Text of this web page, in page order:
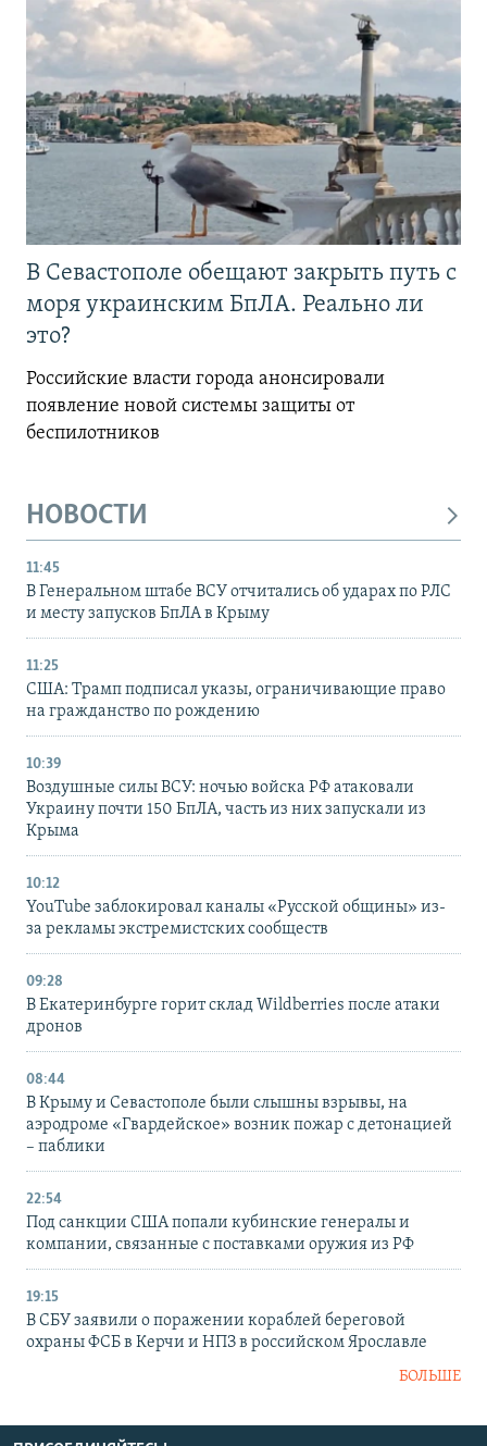
В Севастополе обещают закрыть путь с
моря украинским БпЛА. Реально ли
это?
Российские власти города анонсировали
появление новой системы защиты от
беспилотников
НОВОСТИ
11:45
В Генеральном штабе ВСУ отчитались об ударах по РЛС
и месту запусков БпЛА в Крыму
11:25
США: Трамп подписал указы, ограничивающие право
на гражданство по рождению
10:39
Воздушные силы ВСУ: ночью войска РФ атаковали
Украину почти 150 БпЛА, часть из них запускали из
Крыма
10:12
YouTube заблокировал каналы «Русской общины» из-
за рекламы экстремистских сообществ
09:28
В Екатеринбурге горит склад Wildberries после атаки
дронов
08:44
В Крыму и Севастополе были слышны взрывы, на
аэродроме «Гвардейское» возник пожар с детонацией
– паблики
22:54
Под санкции США попали кубинские генералы и
компании, связанные с поставками оружия из РФ
19:15
В СБУ заявили о поражении кораблей береговой
охраны ФСБ в Керчи и НПЗ в российском Ярославле
БОЛЬШЕ